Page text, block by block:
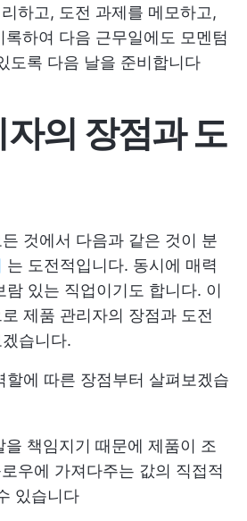
하고, 도전 과제를 메모하고,
록하여 다음 근무일에도 모멘텀
도록 다음 날을 준비합니다
의 장점과 도
것에서 다음과 같은 것이 분
는 도전적입니다. 동시에 매력
람 있는 직업이기도 합니다. 이
제품 관리자의 장점과 도전
습니다.
할에 따른 장점부터 살펴보겠습
을 책임지기 때문에 제품이 조
우에 가져다주는 값의 직접적
있습니다